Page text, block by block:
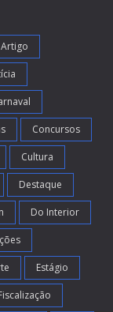
Artigo
Concursos
Cultura
Destaque
Do Interior
Estágio